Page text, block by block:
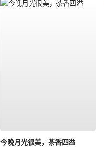
今晚月光很美，茶香四溢